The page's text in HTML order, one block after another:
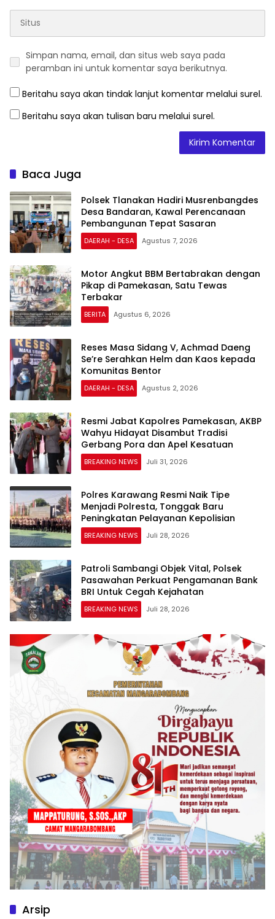
Simpan nama, email, dan situs web saya pada
peramban ini untuk komentar saya berikutnya.
Beritahu saya akan tindak lanjut komentar melalui surel.
Beritahu saya akan tulisan baru melalui surel.
Baca Juga
Polsek Tlanakan Hadiri Musrenbangdes
Desa Bandaran, Kawal Perencanaan
Pembangunan Tepat Sasaran
DAERAH - DESA Agustus 7, 2026
Motor Angkut BBM Bertabrakan dengan
Pikap di Pamekasan, Satu Tewas
Terbakar
BERITA Agustus 6, 2026
Reses Masa Sidang V, Achmad Daeng
Se’re Serahkan Helm dan Kaos kepada
Komunitas Bentor
DAERAH - DESA Agustus 2, 2026
Resmi Jabat Kapolres Pamekasan, AKBP
Wahyu Hidayat Disambut Tradisi
BREAKING NEWS Juli 31, 2026
Polres Karawang Resmi Naik Tipe
Menjadi Polresta, Tonggak Baru
Peningkatan Pelayanan Kepolisian
BREAKING NEWS Juli 28, 2026
Patroli Sambangi Objek Vital, Polsek
Pasawahan Perkuat Pengamanan Bank
BRI Untuk Cegah Kejahatan
BREAKING NEWS Juli 28, 2026
Arsip